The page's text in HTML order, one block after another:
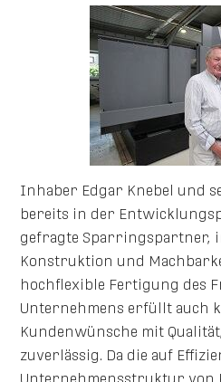
Inhaber Edgar Knebel und
bereits in der
gefragte Sparringspartner,
Konstruktion und
hochflexible Fertigung des
Unternehmens erfüllt auch
Kundenwünsche mit
zuverlässig. Da die auf